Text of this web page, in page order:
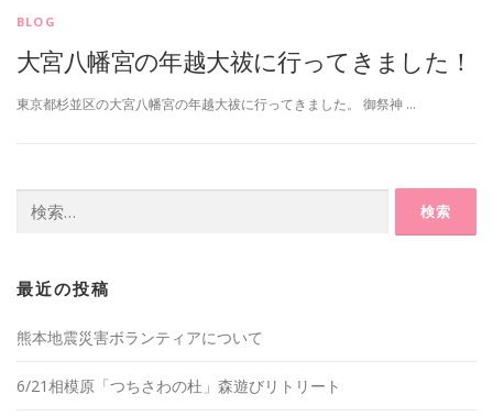
BLOG
大宮八幡宮の年越大祓に行ってきました！
東京都杉並区の大宮八幡宮の年越大祓に行ってきました。 御祭神 …
索:
最近の投稿
熊本地震災害ボランティアについて
6/21相模原「つちさわの杜」森遊びリトリート